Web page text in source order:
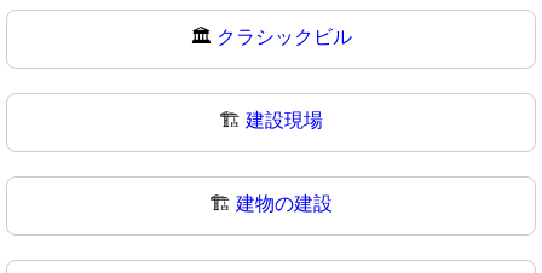
🏛 クラシックビル
🏗️ 建設現場
🏗 建物の建設